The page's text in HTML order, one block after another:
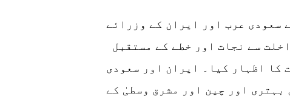
سعودی عرب اور ایران کے وزرائے
سے نجات اور خطے کے مستقبل
کا اظہار کیا۔ ایران اور سعودی
بہتری اور چین اور مشرق وسطیٰ کے